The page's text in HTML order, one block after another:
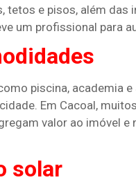
tetos e pisos, além das
um profissional para
piscina, academia e
Em Cacoal,
valor ao imóvel e
solar